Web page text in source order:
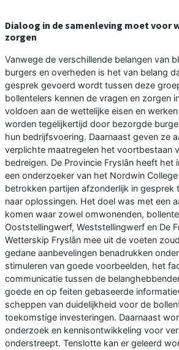
Dialoog in de samenleving moet voor
zorgen
Vanwege de verschillende belangen van
burgers en overheden is het van belang
gesprek gevoerd wordt tussen deze
bollentelers kennen de vragen en zorgen
voldoen aan de wettelijke eisen en
worden tegelijkertijd door bezorgde
hun bedrijfsvoering. Daarnaast geven ze
verplichte maatregelen het voortbestaan
bedreigen. De Provincie Fryslân heeft het
een onderzoeker van het Nordwin
betrokken partijen afzonderlijk in gesprek
naar oplossingen. Het doel was met een
komen waar zowel omwonenden,
Ooststellingwerf, Weststellingwerf en De
Wetterskip Fryslân mee uit de voeten
gedane aanbevelingen benadrukken
stimuleren van goede voorbeelden, het
communicatie tussen de
goede en op feiten gebaseerde
scheppen van duidelijkheid voor de
toekomstige investeringen. Daarnaast
onderzoek en kennisontwikkeling voor
onderstreept. Tenslotte kan er geleerd